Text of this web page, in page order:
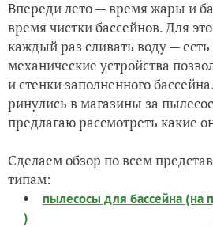
Снегоуборщики - защита от
Впереди лето — время жары и
время чистки бассейнов. Для
каждый раз сливать воду —
механические устройства
и стенки заполненного
ринулись в магазины за
предлагаю рассмотреть какие
Сделаем обзор по всем
типам:
пылесосы для бассейна (на
)